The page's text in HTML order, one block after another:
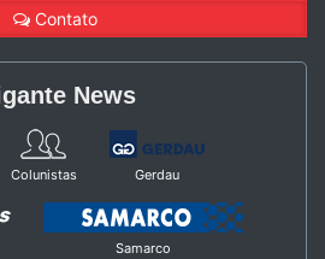
Contato
News
Colunistas Gerdau
Samarco